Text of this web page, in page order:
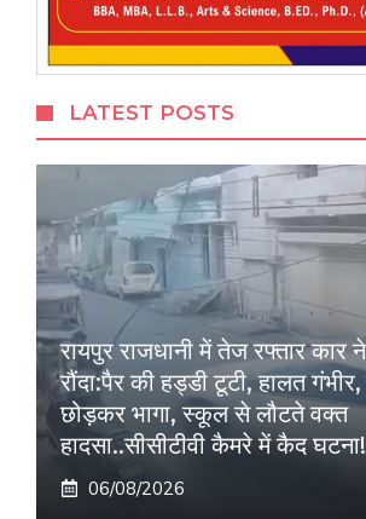
LATEST POSTS
रायपुर राजधानी में तेज रफ्तार कार
रौंदा:पैर की हड्डी टूटी, हालत गंभीर,
छोड़कर भागा, स्कूल से लौटते वक्त
हादसा..सीसीटीवी कैमरे में कैद घटना!
06/08/2026